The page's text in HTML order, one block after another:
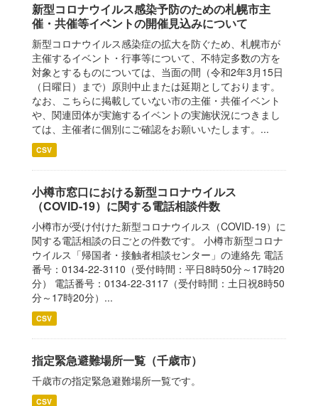
新型コロナウイルス感染予防のための札幌市主
催・共催等イベントの開催見込みについて
新型コロナウイルス感染症の拡大を防ぐため、札幌市が
主催するイベント・行事等について、不特定多数の方を
対象とするものについては、当面の間（令和2年3月15日
（日曜日）まで）原則中止または延期としております。
なお、こちらに掲載していない市の主催・共催イベント
や、関連団体が実施するイベントの実施状況につきまし
ては、主催者に個別にご確認をお願いいたします。...
CSV
小樽市窓口における新型コロナウイルス
（COVID-19）に関する電話相談件数
小樽市が受け付けた新型コロナウイルス（COVID-19）に
関する電話相談の日ごとの件数です。 小樽市新型コロナ
ウイルス「帰国者・接触者相談センター」の連絡先 電話
番号：0134-22-3110（受付時間：平日8時50分～17時20
分） 電話番号：0134-22-3117（受付時間：土日祝8時50
分～17時20分）...
CSV
指定緊急避難場所一覧（千歳市）
千歳市の指定緊急避難場所一覧です。
CSV